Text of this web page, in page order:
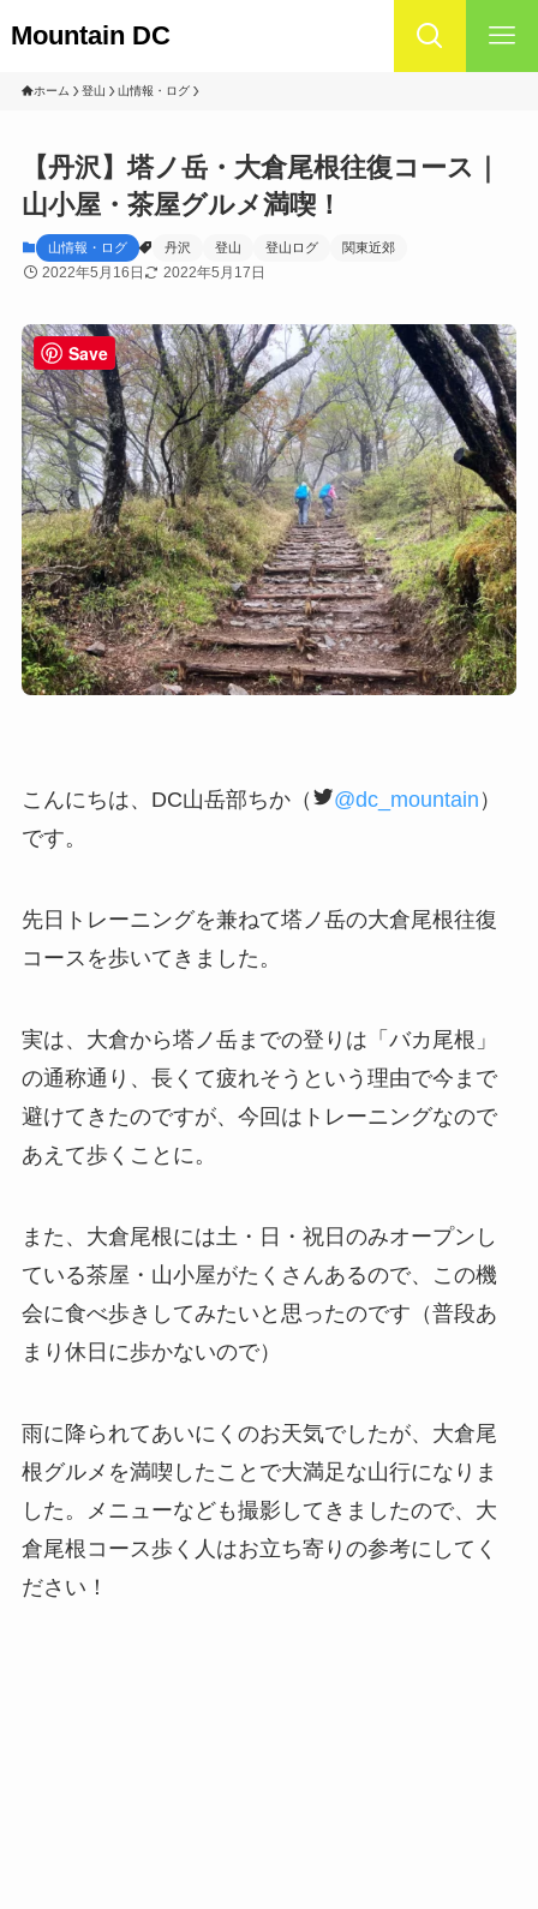
Mountain DC
ホーム 登山 山情報・ログ
【丹沢】塔ノ岳・大倉尾根往復コース｜
山小屋・茶屋グルメ満喫！
山情報・ログ 丹沢 登山 登山ログ 関東近郊
2022年5月16日 2022年5月17日
こんにちは、DC山岳部ちか（ @dc_mountain ）
です。
先日トレーニングを兼ねて塔ノ岳の大倉尾根往復
コースを歩いてきました。
実は、大倉から塔ノ岳までの登りは「バカ尾根」
の通称通り、長くて疲れそうという理由で今まで
避けてきたのですが、今回はトレーニングなので
あえて歩くことに。
また、大倉尾根には土・日・祝日のみオープンし
ている茶屋・山小屋がたくさんあるので、この機
会に食べ歩きしてみたいと思ったのです（普段あ
まり休日に歩かないので）
雨に降られてあいにくのお天気でしたが、大倉尾
根グルメを満喫したことで大満足な山行になりま
した。メニューなども撮影してきましたので、大
倉尾根コース歩く人はお立ち寄りの参考にしてく
ださい！
Save